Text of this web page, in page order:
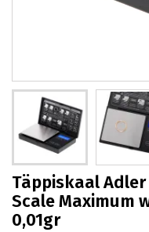
Täppiskaal Adler
Scale Maximum
0,01gr